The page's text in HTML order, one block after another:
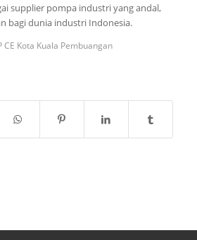
supplier pompa industri yang andal,
bagi dunia industri Indonesia.
CE Kota Kuala Pembuangan